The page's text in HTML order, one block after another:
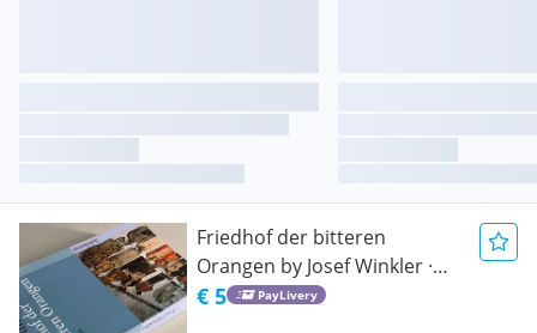
Friedhof der bitteren
Orangen by Josef Winkler ·
Suhrkamp Verlag
€ 5 PayLivery